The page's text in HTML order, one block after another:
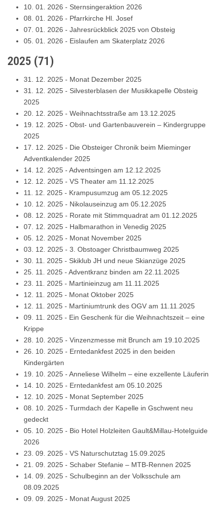
10. 01. 2026 - Sternsingeraktion 2026
08. 01. 2026 - Pfarrkirche Hl. Josef
07. 01. 2026 - Jahresrückblick 2025 von Obsteig
05. 01. 2026 - Eislaufen am Skaterplatz 2026
2025 (71)
31. 12. 2025 - Monat Dezember 2025
31. 12. 2025 - Silvesterblasen der Musikkapelle Obsteig
2025
20. 12. 2025 - Weihnachtsstraße am 13.12.2025
19. 12. 2025 - Obst- und Gartenbauverein – Kindergruppe
2025
17. 12. 2025 - Die Obsteiger Chronik beim Mieminger
Adventkalender 2025
14. 12. 2025 - Adventsingen am 12.12.2025
12. 12. 2025 - VS Theater am 11.12.2025
11. 12. 2025 - Krampusumzug am 05.12.2025
10. 12. 2025 - Nikolauseinzug am 05.12.2025
08. 12. 2025 - Rorate mit Stimmquadrat am 01.12.2025
07. 12. 2025 - Halbmarathon in Venedig 2025
05. 12. 2025 - Monat November 2025
03. 12. 2025 - 3. Obstoager Christbaumweg 2025
30. 11. 2025 - Skiklub JH und neue Skianzüge 2025
25. 11. 2025 - Adventkranz binden am 22.11.2025
23. 11. 2025 - Martinieinzug am 11.11.2025
12. 11. 2025 - Monat Oktober 2025
12. 11. 2025 - Martiniumtrunk des OGV am 11.11.2025
09. 11. 2025 - Ein Geschenk für die Weihnachtszeit – eine
Krippe
28. 10. 2025 - Vinzenzmesse mit Brunch am 19.10.2025
26. 10. 2025 - Erntedankfest 2025 in den beiden
Kindergärten
19. 10. 2025 - Anneliese Wilhelm – eine exzellente Läuferin
14. 10. 2025 - Erntedankfest am 05.10.2025
12. 10. 2025 - Monat September 2025
08. 10. 2025 - Turmdach der Kapelle in Gschwent neu
gedeckt
05. 10. 2025 - Bio Hotel Holzleiten Gault&Millau-Hotelguide
2026
23. 09. 2025 - VS Naturschutztag 15.09.2025
21. 09. 2025 - Schaber Stefanie – MTB-Rennen 2025
14. 09. 2025 - Schulbeginn an der Volksschule am
08.09.2025
09. 09. 2025 - Monat August 2025